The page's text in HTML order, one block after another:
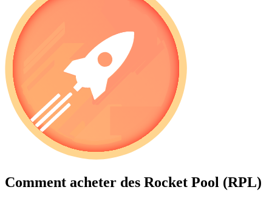
Comment acheter des Rocket Pool (RPL)